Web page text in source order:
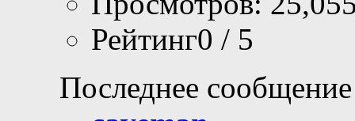
Рейтинг0 / 5
Последнее